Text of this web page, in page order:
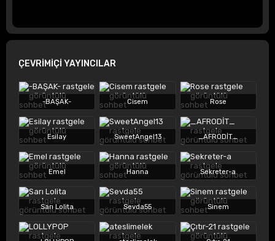
ÇEVRİMİÇİ YAYINCILAR
-BAŞAK- Cisem Rose
Esilay SweetAngel13 _AFRODİT_
Emel Hanna Sekreter-a
Sarı Lolita Sevda55 Sinem